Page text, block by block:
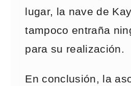
lugar, la nave de
tampoco entraña
para su realización.
En conclusión, la